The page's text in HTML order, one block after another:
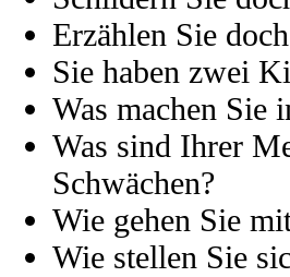
Erzählen Sie
Sie haben zwei
Was machen Sie
Was sind Ihrer
Schwächen?
Wie gehen Sie
Wie stellen Sie